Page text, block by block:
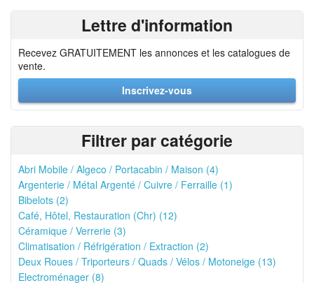
Lettre d'information
Recevez GRATUITEMENT les annonces et les catalogues de
vente.
Inscrivez-vous
Filtrer par catégorie
Abri Mobile / Algeco / Portacabin / Maison (4)
Argenterie / Métal Argenté / Cuivre / Ferraille (1)
Bibelots (2)
Café, Hôtel, Restauration (Chr) (12)
Céramique / Verrerie (3)
Climatisation / Réfrigération / Extraction (2)
Deux Roues / Triporteurs / Quads / Vélos / Motoneige (13)
Electroménager (8)